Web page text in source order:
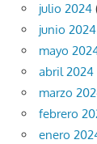
julio 2024
junio 2024
mayo
abril 2024
marzo
febrero
enero